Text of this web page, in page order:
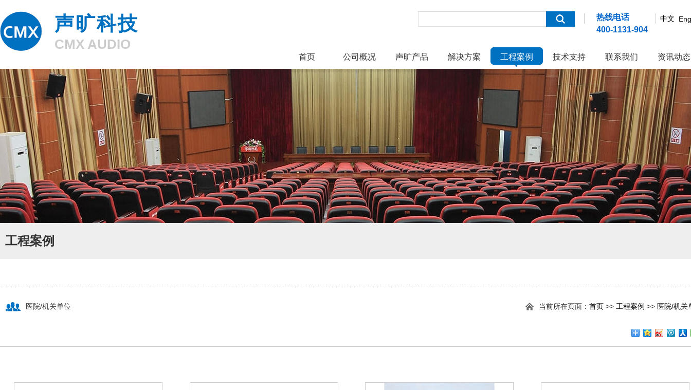
声旷科技
CMX AUDIO
热线电话
400-1131-904
中文
首页 公司概况 声旷产品 解决方案 工程案例 技术支持 联系我们 资讯动态
工程案例
医院/机关单位 当前所在页面： 首页 >> 工程案例 >> 医院/机关